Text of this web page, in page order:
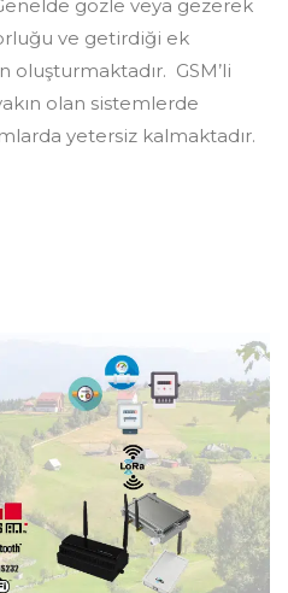
gözle veya gezerek
ve getirdiği ek
GSM’li
olan sistemlerde
yetersiz kalmaktadır.